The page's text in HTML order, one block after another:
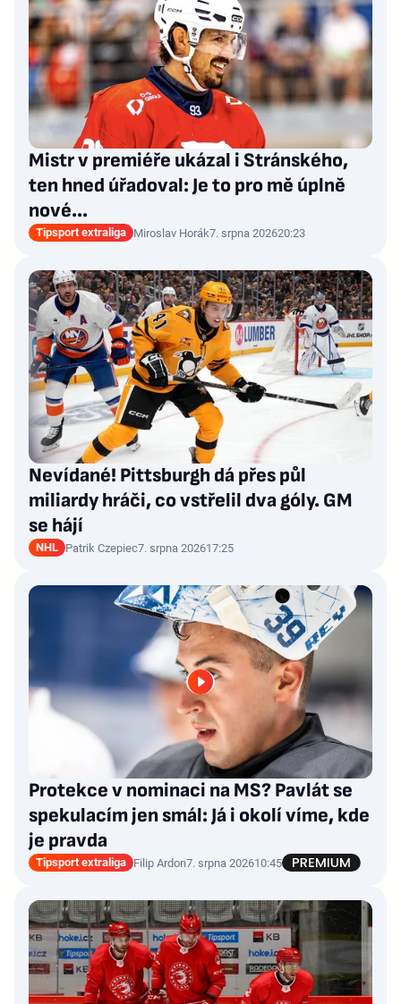
Mistr v premiéře ukázal i Stránského,
ten hned úřadoval: Je to pro mě úplně
nové…
Tipsport extraliga Miroslav Horák7. srpna 202620:23
Nevídané! Pittsburgh dá přes půl
miliardy hráči, co vstřelil dva góly. GM
se hájí
NHL Patrik Czepiec7. srpna 202617:25
Protekce v nominaci na MS? Pavlát se
spekulacím jen smál: Já i okolí víme, kde
je pravda
Tipsport extraliga Filip Ardon7. srpna 202610:45